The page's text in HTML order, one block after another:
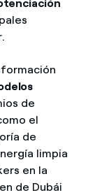
de
el
de
limpia
en la
de Dubái